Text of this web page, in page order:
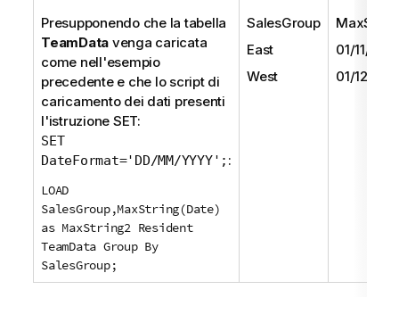
Presupponendo che la tabella
TeamData venga caricata
come nell'esempio
precedente e che lo script di
caricamento dei dati presenti
l'istruzione SET:
SET
DateFormat='DD/MM/YYYY'; :
LOAD
SalesGroup,MaxString(Date)
as MaxString2 Resident
TeamData Group By
SalesGroup;
SalesGroup
East
West
01/11/2013
01/12/